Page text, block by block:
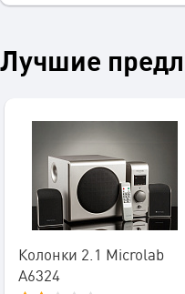
Лучшие
Колонки 2.1 Microlab
A6324